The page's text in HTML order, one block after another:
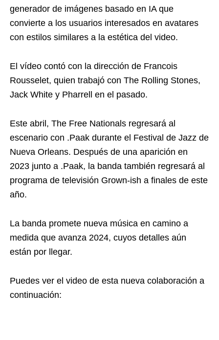
generador de imágenes basado en IA que
convierte a los usuarios interesados ​​en avatares
con estilos similares a la estética del video.
El vídeo contó con la dirección de Francois
Rousselet, quien trabajó con The Rolling Stones,
Jack White y Pharrell en el pasado.
Este abril, The Free Nationals regresará al
escenario con .Paak durante el Festival de Jazz de
Nueva Orleans. Después de una aparición en
2023 junto a .Paak, la banda también regresará al
programa de televisión Grown-ish a finales de este
año.
La banda promete nueva música en camino a
medida que avanza 2024, cuyos detalles aún
están por llegar.
Puedes ver el video de esta nueva colaboración a
continuación: